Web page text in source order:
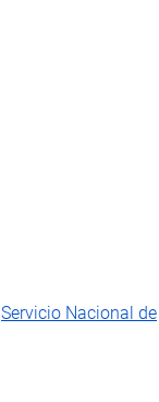
Servicio Nacional de